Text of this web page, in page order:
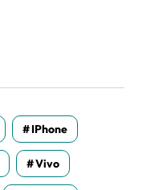
IPhone
Vivo